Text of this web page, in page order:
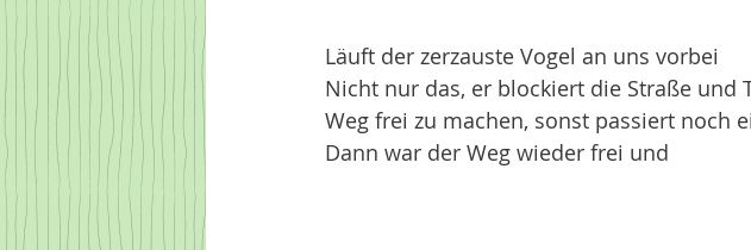
Läuft der zerzauste Vogel an uns vorbei
Nicht nur das, er blockiert die Straße
Weg frei zu machen, sonst passiert noch
Dann war der Weg wieder frei und